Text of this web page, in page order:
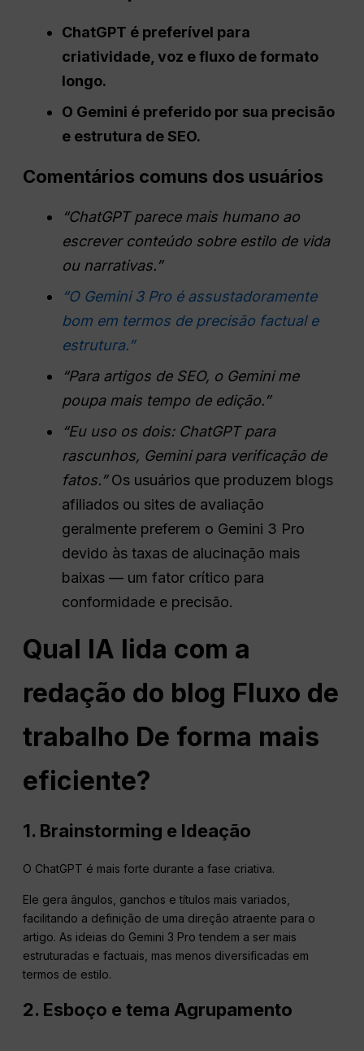
ChatGPT é preferível para
criatividade, voz e fluxo de formato
longo.
O Gemini é preferido por sua precisão
e estrutura de SEO.
Comentários comuns dos usuários
“ChatGPTparece mais humano ao
escrever conteúdo sobre estilo de vida
ou narrativas.”
“O Gemini 3 Pro é assustadoramente
bom em termos de precisão factual e
estrutura.”
“Para artigos de SEO, o Gemini me
poupa mais tempo de edição.”
“Eu uso os dois: ChatGPTpara
rascunhos, Gemini para verificação de
fatos.”Os usuários que produzem blogs
afiliados ou sites de avaliação
geralmente preferem o Gemini 3 Pro
devido às taxas de alucinação mais
baixas — um fator crítico para
conformidade e precisão.
Qual IA lida com a
redação do blog Fluxo de
trabalho De forma mais
eficiente?
1. Brainstorming e Ideação
O ChatGPT é mais forte durante a fase criativa.
Ele gera ângulos, ganchos e títulos mais variados,
facilitando a definição de uma direção atraente para o
artigo. As ideias do Gemini 3 Pro tendem a ser mais
estruturadas e factuais, mas menos diversificadas em
termos de estilo.
2. Esboço e tema Agrupamento